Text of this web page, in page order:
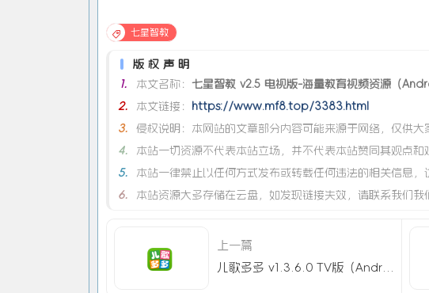
七星智教
版权声明
1.
本文名称： 七星智教 v2.5 电视版-海量教育视频资源（
2.
本文链接：
https://www.mf8.top/3383.html
3.
侵权说明：本网站的文章部分内容可能来源于网络，仅供大
4.
本站一切资源不代表本站立场，并不代表本站赞同其观点和
5.
本站一律禁止以任何方式发布或转载任何违法的相关信息，
6.
本站资源大多存储在云盘，如发现链接失效，请联系我们我
上一篇